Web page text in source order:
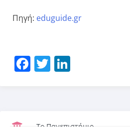
Πηγή: eduguide.gr
Facebook
Twitter